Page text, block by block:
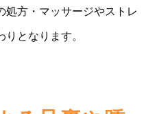
処方・マッサージやストレ
となります。